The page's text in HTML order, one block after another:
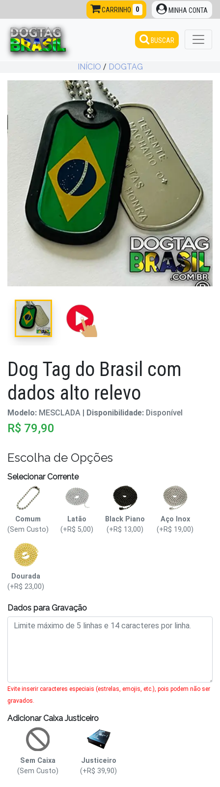
CARRINHO 0 MINHA CONTA
BUSCAR
INÍCIO / DOGTAG
Dog Tag do Brasil com
dados alto relevo
Modelo: MESCLADA | Disponibilidade: Disponível
R$ 79,90
Escolha de Opções
Selecionar Corrente
Comum
(Sem Custo)
Latão
(+R$ 5,00)
Black Piano
(+R$ 13,00)
Aço Inox
(+R$ 19,00)
Dourada
(+R$ 23,00)
Dados para Gravação
Evite inserir caracteres especiais (estrelas, emojis, etc.), pois podem não ser
gravados.
Adicionar Caixa Justiceiro
Sem Caixa
(Sem Custo)
Justiceiro
(+R$ 39,90)